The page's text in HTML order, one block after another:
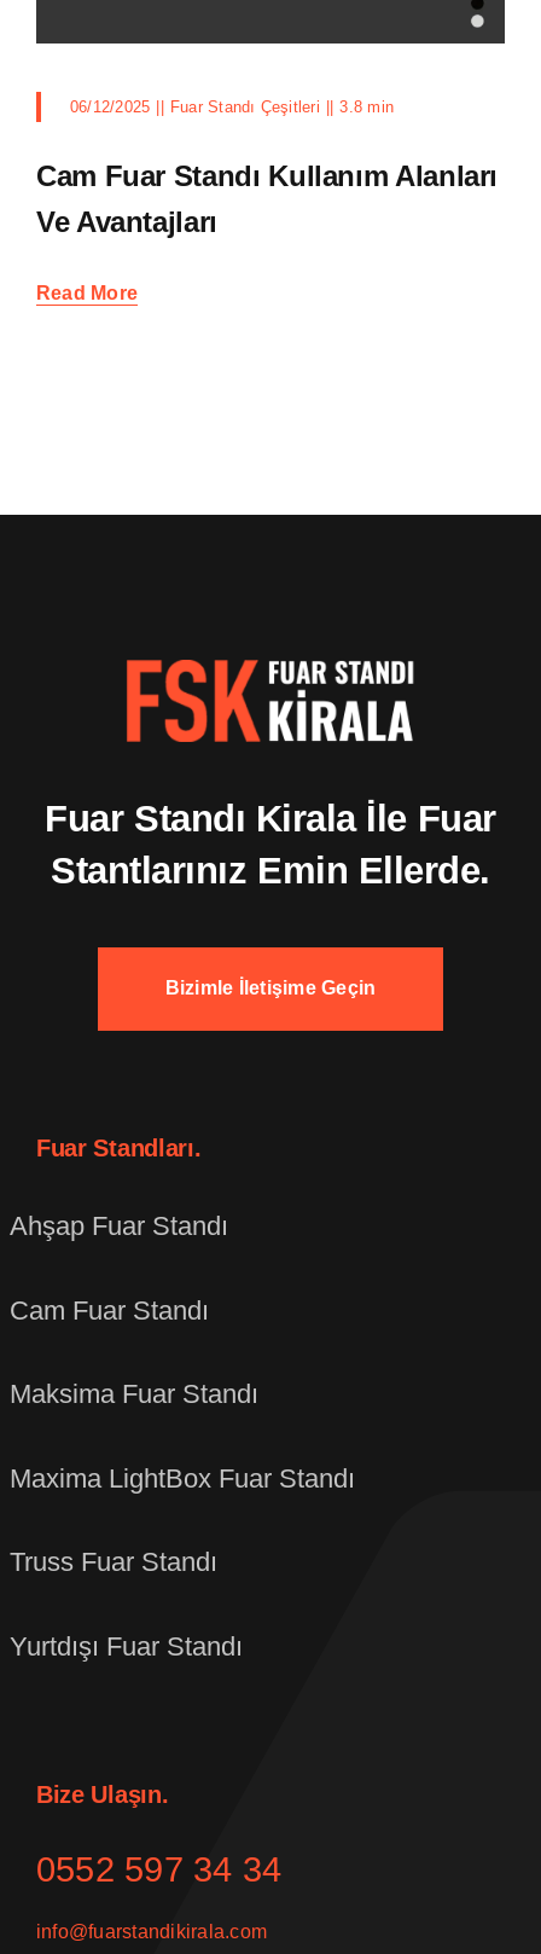
06/12/2025 Fuar Standı Çeşitleri 3.8 min
Cam Fuar Standı Kullanım Alanları
Ve Avantajları
Read More
Fuar Standı Kirala İle Fuar
Stantlarınız Emin Ellerde.
Bizimle İletişime Geçin
Fuar Standları.
Ahşap Fuar Standı
Cam Fuar Standı
Maksima Fuar Standı
Maxima LightBox Fuar Standı
Truss Fuar Standı
Yurtdışı Fuar Standı
Bize Ulaşın.
0552 597 34 34
info@fuarstandikirala.com